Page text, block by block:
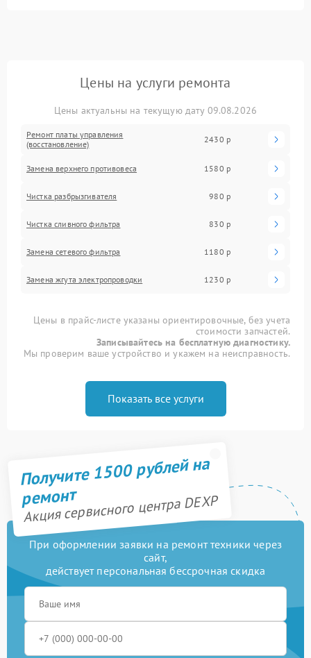
Цены на услуги ремонта
Цены актуальны на текущую дату 09.08.2026
Ремонт платы управления
(восстановление)
2430 р
Замена верхнего противовеса 1580 р
Чистка разбрызгивателя 980 р
Чистка сливного фильтра 830 р
Замена сетевого фильтра 1180 р
Замена жгута электропроводки 1230 р
Цены в прайс-листе указаны ориентировочные, без учета
стоимости запчастей.
Записывайтесь на бесплатную диагностику.
Мы проверим ваше устройство и укажем на неисправность.
Показать все услуги
Получите 1500 рублей на
ремонт
Акция сервисного центра DEXP
При оформлении заявки на ремонт техники через
сайт,
действует персональная бессрочная скидка